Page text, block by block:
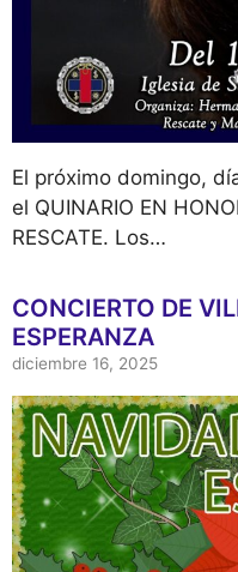
El próximo domingo,
el QUINARIO EN
RESCATE. Los…
CONCIERTO DE
ESPERANZA
diciembre 16, 2025